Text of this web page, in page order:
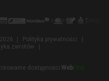
Polityka prywatności
zwrotów
dostępności Web